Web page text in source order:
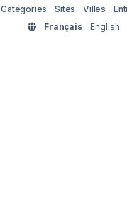
Catégories
Sites Villes
Français
English